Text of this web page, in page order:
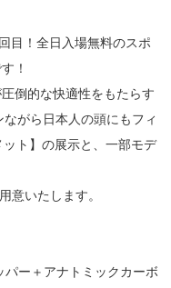
目！全日入場無料のスポ
！
倒的な快適性をもたらす
がら日本人の頭にもフィ
ト】の展示と、一部モデ
意いたします。
ー＋アナトミックカーボ